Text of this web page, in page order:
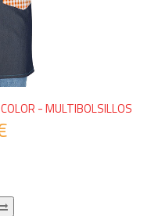
- MULTIBOLSILLOS